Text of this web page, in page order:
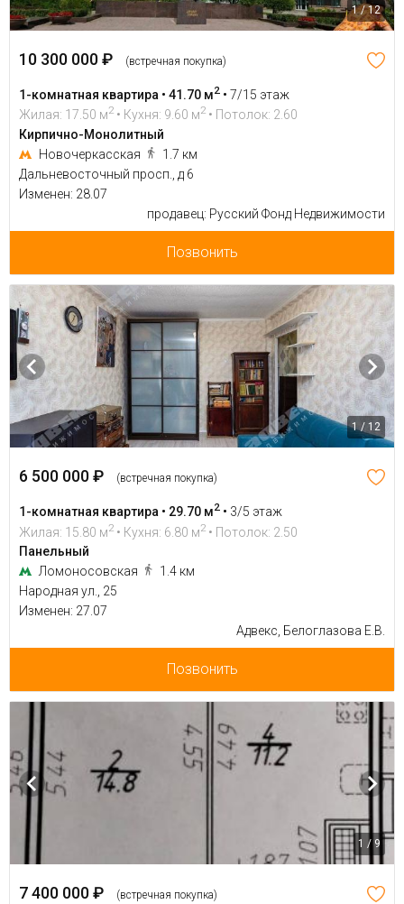
1 / 12
10 300 000 ₽ (встречная покупка)
1-комнатная квартира • 41.70 м2 • 7/15 этаж
Жилая: 17.50 м2 • Кухня: 9.60 м2 • Потолок: 2.60
Кирпично-Монолитный
Новочеркасская
1.7 км
Дальневосточный просп., д 6
Изменен: 28.07
продавец: Русский Фонд Недвижимости
Позвонить
1 / 12
6 500 000 ₽ (встречная покупка)
1-комнатная квартира • 29.70 м2 • 3/5 этаж
Жилая: 15.80 м2 • Кухня: 6.80 м2 • Потолок: 2.50
Панельный
Ломоносовская
1.4 км
Народная ул., 25
Изменен: 27.07
Адвекс, Белоглазова Е.В.
Позвонить
1 / 9
7 400 000 ₽ (встречная покупка)